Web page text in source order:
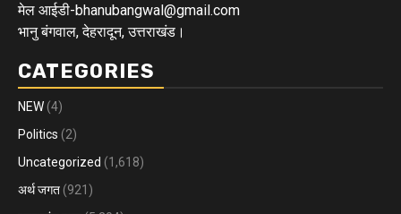
मेल आईडी-bhanubangwal@gmail.com
भानु बंगवाल, देहरादून, उत्तराखंड।
CATEGORIES
NEW (4)
Politics (2)
Uncategorized (1,618)
अर्थ जगत (921)